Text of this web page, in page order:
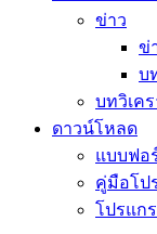
ข่าว
ข่
บ
บทวิเค
ดาวน์โหลด
แบบฟอ
คู่มือโป
โปรแก